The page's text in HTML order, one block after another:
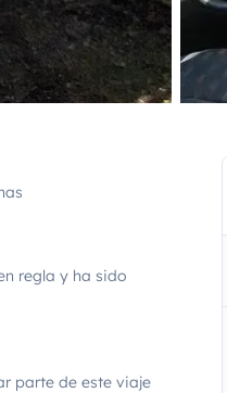
regla y ha sido
parte de este viaje